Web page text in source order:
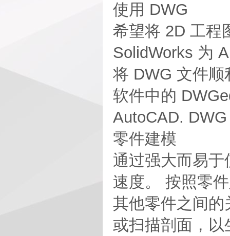
使用 DWG
希望将 2D 工程
SolidWorks 为
将 DWG 文件
软件中的
AutoCAD.
零件建模
通过强大而易
速度。 按照零
其他零件之间
或扫描剖面，